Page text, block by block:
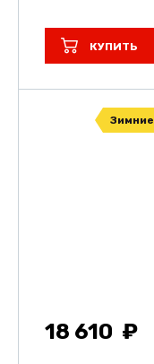
КУПИТЬ
Зимние
18 610